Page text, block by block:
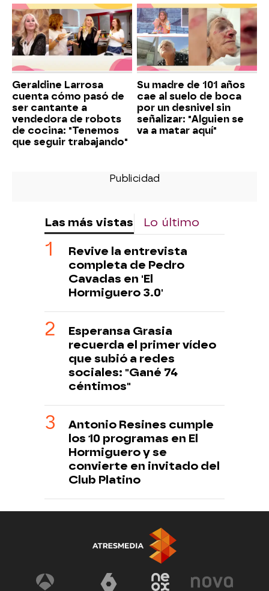
Geraldine Larrosa
cuenta cómo pasó de
ser cantante a
vendedora de robots
de cocina: "Tenemos
que seguir trabajando"
Su madre de 101 años
cae al suelo de boca
por un desnivel sin
señalizar: "Alguien se
va a matar aquí"
Las más vistas Lo último
Revive la entrevista
completa de Pedro
Cavadas en 'El
Hormiguero 3.0'
Esperansa Grasia
recuerda el primer vídeo
que subió a redes
sociales: "Gané 74
céntimos"
Antonio Resines cumple
los 10 programas en El
Hormiguero y se
convierte en invitado del
Club Platino